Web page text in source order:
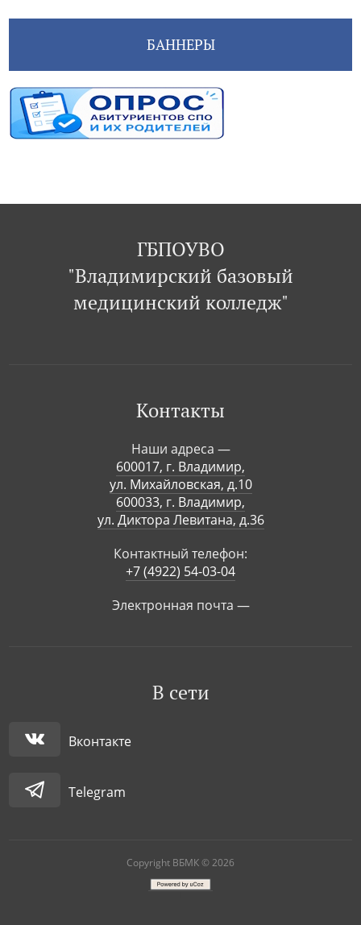
БАННЕРЫ
ГБПОУВО
"Владимирский базовый
медицинский колледж"
Контакты
Наши адреса —
600017, г. Владимир,
ул. Михайловская, д.10
600033, г. Владимир,
ул. Диктора Левитана, д.36
Контактный телефон:
+7 (4922) 54-03-04
Электронная почта —
В сети
Вконтакте
Telegram
Copyright ВБМК © 2026